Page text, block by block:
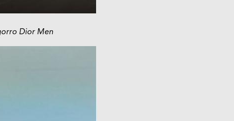
Dior Men